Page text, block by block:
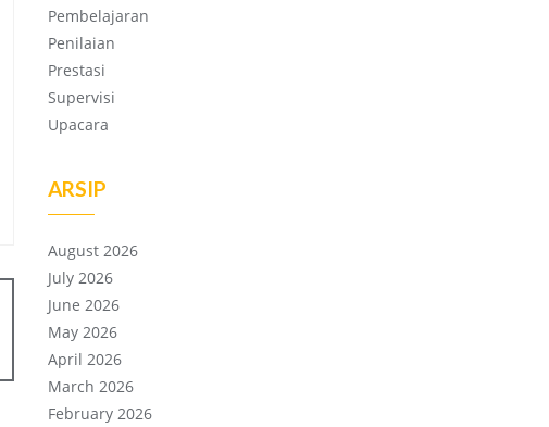
Pembelajaran
Penilaian
Prestasi
Supervisi
Upacara
ARSIP
August 2026
July 2026
June 2026
May 2026
April 2026
March 2026
February 2026